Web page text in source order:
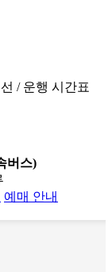
/ 운행 시간표
버스)
예매 안내